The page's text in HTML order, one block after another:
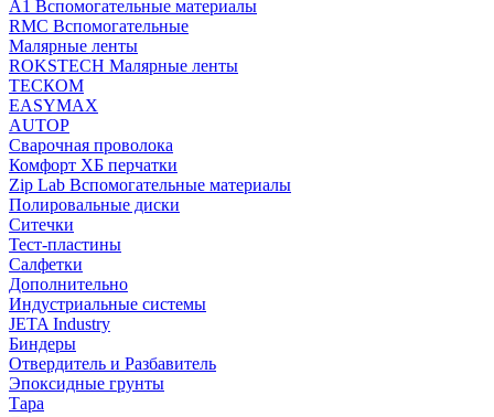
А1 Вспомогательные материалы
RMC Вспомогательные
Малярные ленты
ROKSTECH Малярные ленты
ТЕСКОМ
EASYMAX
AUTOP
Сварочная проволока
Комфорт ХБ перчатки
Zip Lab Вспомогательные материалы
Полировальные диски
Ситечки
Тест-пластины
Салфетки
Дополнительно
Индустриальные системы
JETA Industry
Биндеры
Отвердитель и Разбавитель
Эпоксидные грунты
Тара